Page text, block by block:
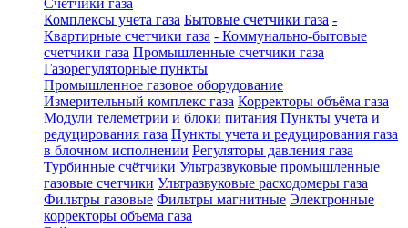
Счетчики газа
Комплексы учета газа Бытовые счетчики газа -
Квартирные счетчики газа - Коммунально-бытовые
счетчики газа Промышленные счетчики газа
Газорегуляторные пункты
Промышленное газовое оборудование
Измерительный комплекс газа Корректоры объёма газа
Модули телеметрии и блоки питания Пункты учета и
редуцирования газа Пункты учета и редуцирования газа
в блочном исполнении Регуляторы давления газа
Турбинные счётчики Ультразвуковые промышленные
газовые счетчики Ультразвуковые расходомеры газа
Фильтры газовые Фильтры магнитные Электронные
корректоры объема газа